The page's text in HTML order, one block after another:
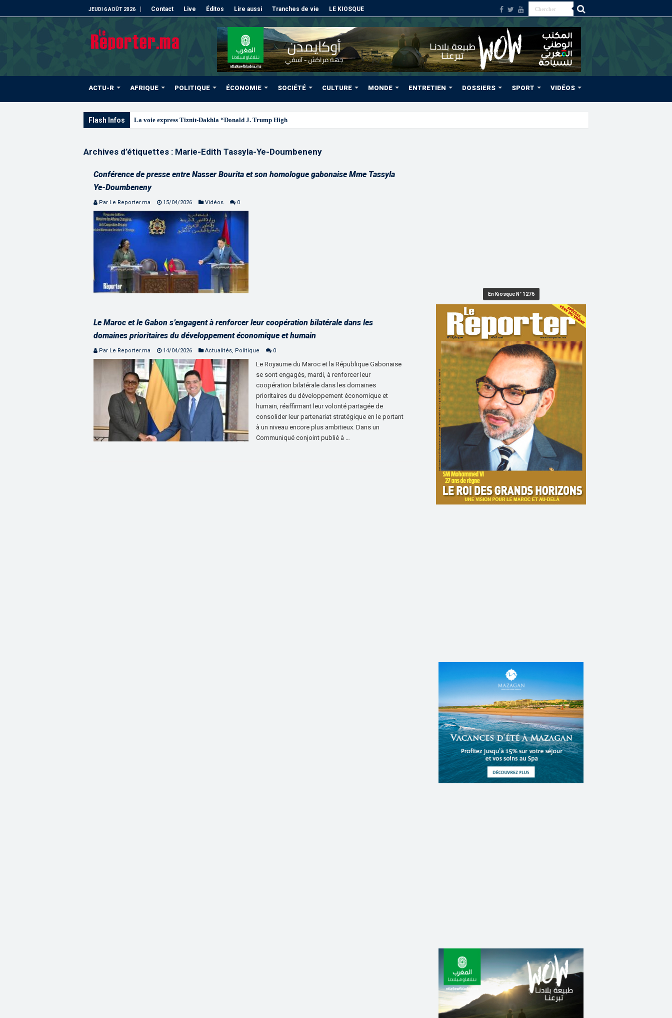
JEUDI 6 AOÛT 2026 Contact Live Éditos Lire aussi Tranches de vie LE KIOSQUE
ACTU-R AFRIQUE POLITIQUE ÉCONOMIE SOCIÉTÉ CULTURE MONDE ENTRETIEN DOSSIERS SPORT VIDÉOS
Flash Infos La voie express Tiznit-Dakhla “Donald J. Trump Highway”, une parfaite illustration de
Archives d’étiquettes : Marie-Edith Tassyla-Ye-Doumbeneny
Conférence de presse entre Nasser Bourita et son homologue gabonaise Mme Tassyla
Ye-Doumbeneny
Par Le Reporter.ma 15/04/2026 Vidéos 0
Le Maroc et le Gabon s’engagent à renforcer leur coopération bilatérale dans les
domaines prioritaires du développement économique et humain
Par Le Reporter.ma 14/04/2026 Actualités, Politique 0
Le Royaume du Maroc et la République Gabonaise
se sont engagés, mardi, à renforcer leur
coopération bilatérale dans les domaines
prioritaires du développement économique et
humain, réaffirmant leur volonté partagée de
consolider leur partenariat stratégique en le portant
à un niveau encore plus ambitieux. Dans un
Communiqué conjoint publié à …
En Kiosque N° 1276